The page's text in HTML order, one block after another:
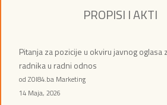
PROPISI I AKTI
Pitanja za pozicije u okviru javnog oglasa
radnika u radni odnos
od ZOI84.ba Marketing
14 Maja, 2026